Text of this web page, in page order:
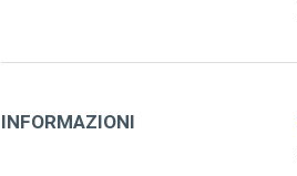
INFORMAZIONI